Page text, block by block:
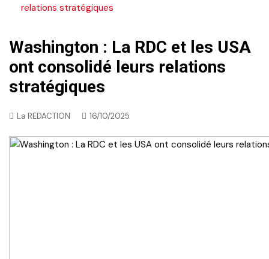
relations stratégiques
Washington : La RDC et les USA
ont consolidé leurs relations
stratégiques
La REDACTION 16/10/2025